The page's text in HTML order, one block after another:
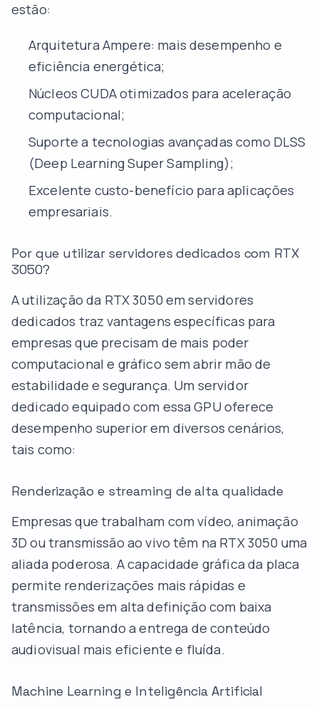
estão:
Arquitetura Ampere: mais desempenho e
eficiência energética;
Núcleos CUDA otimizados para aceleração
computacional;
Suporte a tecnologias avançadas como DLSS
(Deep Learning Super Sampling);
Excelente custo-benefício para aplicações
empresariais.
Por que utilizar servidores dedicados com RTX
3050?
A utilização da RTX 3050 em servidores
dedicados traz vantagens específicas para
empresas que precisam de mais poder
computacional e gráfico sem abrir mão de
estabilidade e segurança. Um servidor
dedicado equipado com essa GPU oferece
desempenho superior em diversos cenários,
tais como:
Renderização e streaming de alta qualidade
Empresas que trabalham com vídeo, animação
3D ou transmissão ao vivo têm na RTX 3050 uma
aliada poderosa. A capacidade gráfica da placa
permite renderizações mais rápidas e
transmissões em alta definição com baixa
latência, tornando a entrega de conteúdo
audiovisual mais eficiente e fluída.
Machine Learning e Inteligência Artificial